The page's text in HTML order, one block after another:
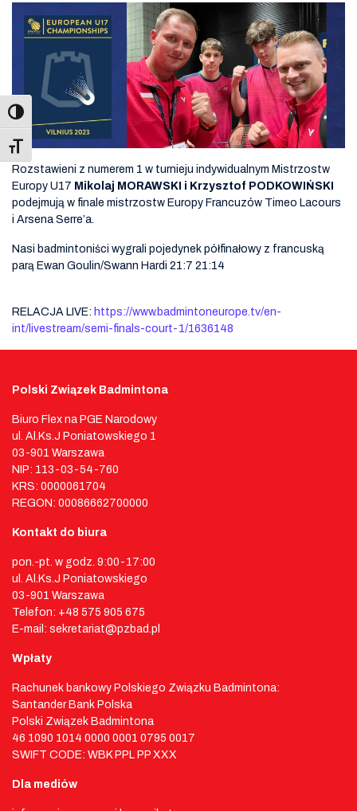
Toggle Font size
Rozstawieni z numerem 1 w turnieju indywidualnym Mistrzostw
Europy U17 Mikolaj MORAWSKI i Krzysztof PODKOWIŃSKI
podejmują w finale mistrzostw Europy Francuzów Timeo Lacours
i Arsena Serre’a.
Nasi badmintoniści wygrali pojedynek półfinałowy z francuską
parą Ewan Goulin/Swann Hardi 21:7 21:14
RELACJA LIVE: https://www.badmintoneurope.tv/en-
int/livestream/semi-finals-court-1/1636148
Polski Związek Badmintona
Biuro Flex na PGE Narodowy
ul. Al.Ks.J Poniatowskiego 1
03-901 Warszawa
NIP: 113-03-54-760
KRS: 0000061704
REGON: 00086662700000
Kontakt do biura
pon.-pt. w godz. 9:00-17:00
ul. Al.Ks.J Poniatowskiego
03-901 Warszawa
Telefon: +48 575 905 675
E-mail: sekretariat@pzbad.pl
Wpłaty
Rachunek bankowy Polskiego Związku Badmintona:
Santander Bank Polska
Polski Związek Badmintona
46 1090 1014 0000 0001 0795 0017
SWIFT CODE: WBK PPL PP XXX
Dla mediów